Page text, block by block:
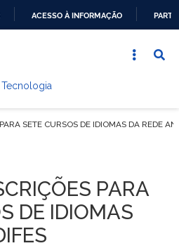
CONTEÚDO
ACESSO À INFORMAÇÃO
SETE CURSOS DE IDIOMAS DA REDE
PARA
DE IDIOMAS